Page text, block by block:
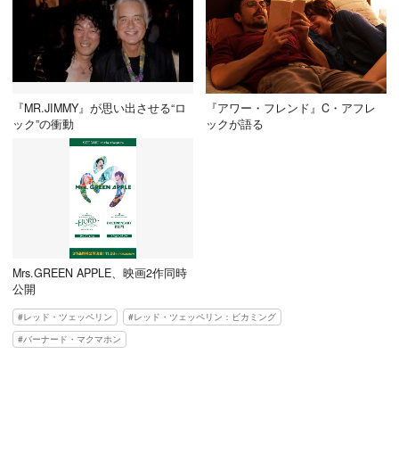
『MR.JIMMY』が思い出させる“ロ
ック”の衝動
『アワー・フレンド』C・アフレ
ックが語る
Mrs.GREEN APPLE、映画2作同時
公開
レッド・ツェッペリン
レッド・ツェッペリン：ビカミング
バーナード・マクマホン